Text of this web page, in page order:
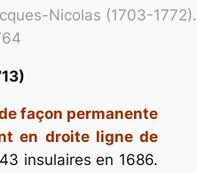
Nicolas (1703-
façon permanente
en droite ligne de
insulaires en 1686.